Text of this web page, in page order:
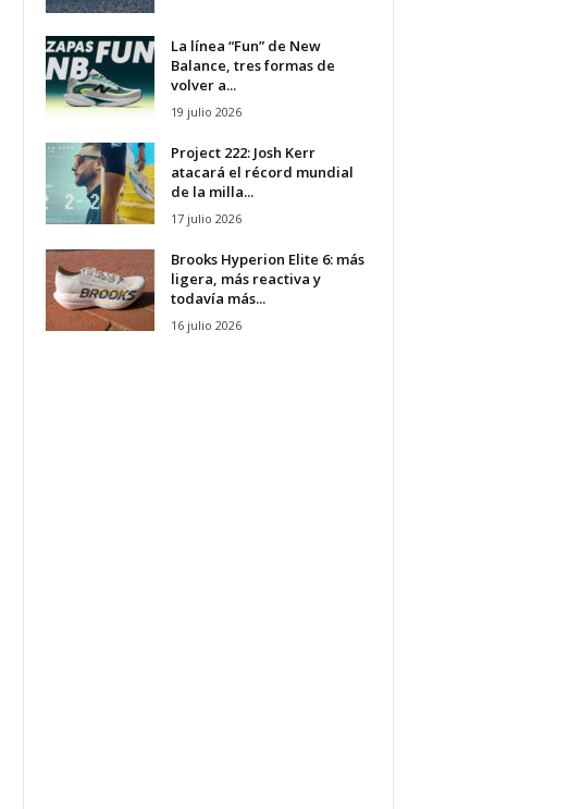
La línea “Fun” de New
Balance, tres formas de
volver a...
19 julio 2026
Project 222: Josh Kerr
atacará el récord mundial
de la milla...
17 julio 2026
Brooks Hyperion Elite 6: más
ligera, más reactiva y
todavía más...
16 julio 2026